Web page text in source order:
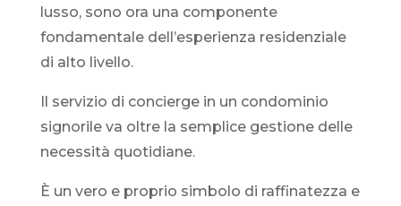
lusso, sono ora una componente
fondamentale dell’esperienza residenziale
di alto livello.
Il servizio di concierge in un condominio
signorile va oltre la semplice gestione delle
necessità quotidiane.
È un vero e proprio simbolo di raffinatezza e